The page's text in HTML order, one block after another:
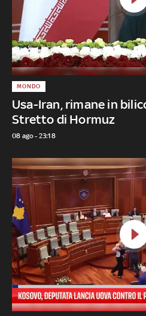
Usa-Iran, rimane in
Stretto di Hormuz
MONDO
08 ago - 23:18